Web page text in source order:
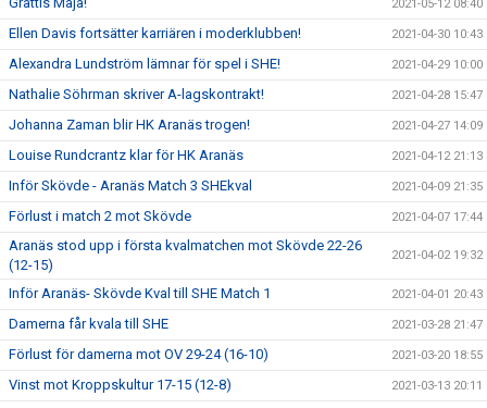
2021-05-12 08:40
Ellen Davis fortsätter karriären i moderklubben! 2021-04-30 10:43
Alexandra Lundström lämnar för spel i SHE! 2021-04-29 10:00
Nathalie Söhrman skriver A-lagskontrakt! 2021-04-28 15:47
Johanna Zaman blir HK Aranäs trogen! 2021-04-27 14:09
Louise Rundcrantz klar för HK Aranäs 2021-04-12 21:13
Inför Skövde - Aranäs Match 3 SHEkval 2021-04-09 21:35
Förlust i match 2 mot Skövde 2021-04-07 17:44
Aranäs stod upp i första kvalmatchen mot Skövde 22-26
(12-15)
2021-04-02 19:32
Inför Aranäs- Skövde Kval till SHE Match 1 2021-04-01 20:43
Damerna får kvala till SHE 2021-03-28 21:47
Förlust för damerna mot OV 29-24 (16-10) 2021-03-20 18:55
Vinst mot Kroppskultur 17-15 (12-8) 2021-03-13 20:11